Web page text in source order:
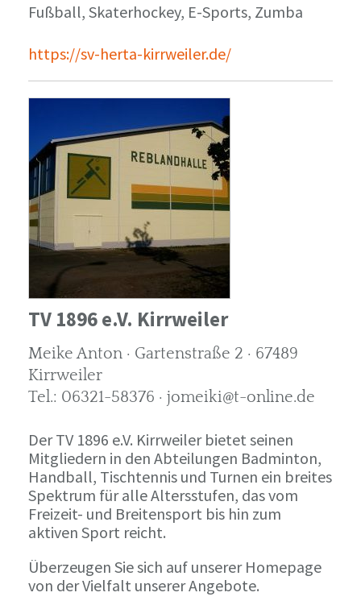
Fußball, Skaterhockey, E-Sports, Zumba
https://sv-herta-kirrweiler.de/
TV 1896 e.V. Kirrweiler
Meike Anton · Gartenstraße 2 · 67489
Kirrweiler
Tel.: 06321-58376 · jomeiki@t-online.de
Der TV 1896 e.V. Kirrweiler bietet seinen
Mitgliedern in den Abteilungen Badminton,
Handball, Tischtennis und Turnen ein breites
Spektrum für alle Altersstufen, das vom
Freizeit- und Breitensport bis hin zum
aktiven Sport reicht.
Überzeugen Sie sich auf unserer Homepage
von der Vielfalt unserer Angebote.